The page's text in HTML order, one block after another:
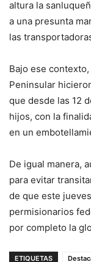
altura la
a una presunta
las
Bajo ese
Peninsular
que desde las 12
hijos, con la
en un
De igual manera,
para evitar
de que este
permisionarios
por completo la
ETIQUETAS